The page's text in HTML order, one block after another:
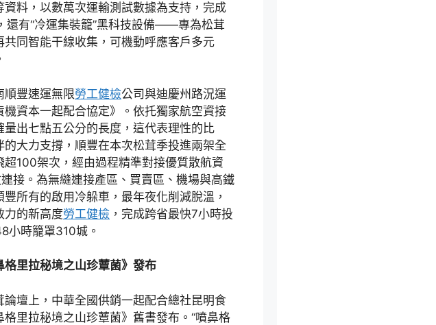
料，以數萬次運輸測試數據為支持，完成
還有“冷運集裝籠”黑科技設備——專為松茸
同智能干線收集，可機動呼應客戶多元
順豐速運無限勞工健檢公司與迪慶州路況運
資本一起配合協定》。依托獨家航空資接
出七點五公分的長度，這代表理性的比
大力支撐，順豐在本次松茸季投進兩架全
超100架次，經由過程精準對接優質散航資
接。為無縫連接產區、買賣區、機場與高鐵
所有的啟用冷躲車，最年夜化削減脫溫，
力的新高度勞工健檢 ，完成跨省最快7小時投
小時籠罩310城。
格里拉秘境之山珍蕈菌》發布
論壇上，中華全國供銷一起配合總社昆明食
里拉秘境之山珍蕈菌》舊書發布。“噴鼻格